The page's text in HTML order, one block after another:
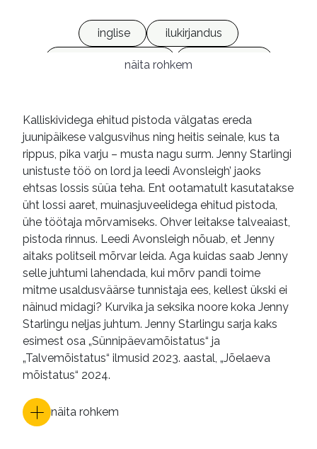
inglise
ilukirjandus
kriminaalromaanidnäita rohkem
Kalliskividega ehitud pistoda välgatas ereda
juunipäikese valgusvihus ning heitis seinale, kus ta
rippus, pika varju – musta nagu surm. Jenny Starlingi
unistuste töö on lord ja leedi Avonsleigh’ jaoks
ehtsas lossis süüa teha. Ent ootamatult kasutatakse
üht lossi aaret, muinasjuveelidega ehitud pistoda,
ühe töötaja mõrvamiseks. Ohver leitakse talveaiast,
pistoda rinnus. Leedi Avonsleigh nõuab, et Jenny
aitaks politseil mõrvar leida. Aga kuidas saab Jenny
selle juhtumi lahendada, kui mõrv pandi toime
mitme usaldusväärse tunnistaja ees, kellest ükski ei
näinud midagi? Kurvika ja seksika noore koka Jenny
Starlingu neljas juhtum. Jenny Starlingu sarja kaks
esimest osa „Sünnipäevamõistatus“ ja
„Talvemõistatus“ ilmusid 2023. aastal, „Jõelaeva
mõistatus“ 2024.
näita rohkem